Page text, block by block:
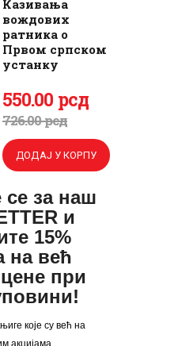
Казивања
вождових
ратника о
Првом српском
устанку
726.00рсд
Оригинална
цена
је
била:
726 .
0
0
рсд.
550.00 рсд
Тренутна
цена
је:
550.
0
0
рсд.
ДОДАЈ У КОРПУ
се за наш
и
15%
на већ
при
које су већ на
акцијама